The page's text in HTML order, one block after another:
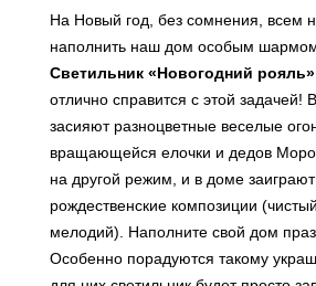
На Новый год, без сомнения, всем
наполнить наш дом особым
Светильник «Новогодний
отлично справится с этой задачей!
засияют разноцветные веселые
вращающейся елочки и дедов
на другой режим, и в доме
рождественские композиции
мелодий). Наполните свой дом
Особенно порадуются такому